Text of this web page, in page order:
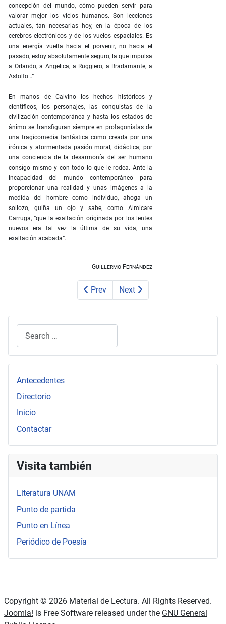
concepción del mundo, cómo pueden servir para
valorar mejor los vicios humanos. Son lecciones
actuales, tan necesarias hoy, en la época de los
cerebros electrónicos y de los vuelos espaciales. Es
una energía vuelta hacia el porvenir, no hacia el
pasado, estoy absolutamente seguro, la que impulsa
a Orlando, a Angelica, a Ruggiero, a Bradamante, a
Astolfo…”
En manos de Calvino los hechos históricos y
científicos, los personajes, las conquistas de la
civilización contemporánea y hasta los estados de
ánimo se transfiguran siempre en protagonistas de
una tragicomedia fantástica como creada por una
irónica y atormentada pasión moral, didáctica; por
una conciencia de la desarmonía del ser humano
consigo mismo y con todo lo que le rodea. Ante la
incapacidad del mundo contemporáneo para
proporcionar una realidad y unas imágenes a la
medida del hombre como individuo, ahoga un
sollozo, guiña un ojo y sabe, como Almicare
Carruga, “que la exaltación originada por los lentes
nuevos era tal vez la última de su vida, una
exaltación acabada”.
Guillermo Fernández
Prev Next
Antecedentes
Directorio
Inicio
Contactar
Visita también
Literatura UNAM
Punto de partida
Punto en Línea
Periódico de Poesía
Copyright © 2026 Material de Lectura. All Rights Reserved.
Joomla! is Free Software released under the GNU General